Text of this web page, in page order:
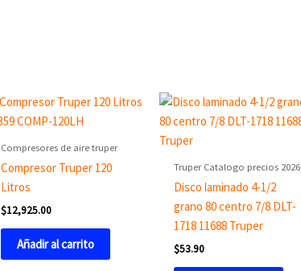
Compresores de aire truper
Compresor Truper 120
Litros
$12,925.00
Añadir al carrito
Truper Catalogo precios 2026
Disco laminado 4-1/2
grano 80 centro 7/8 DLT-
1718 11688 Truper
$53.90